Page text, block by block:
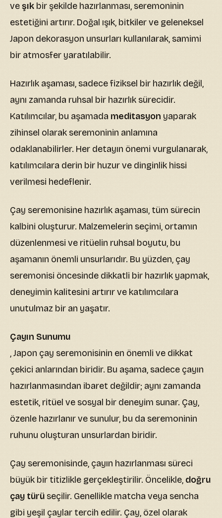
veşık bir şekilde hazırlanması, seremoninin
estetiğini artırır. Doğal ışık, bitkiler ve geleneksel
Japon dekorasyon unsurları kullanılarak, samimi
bir atmosfer yaratılabilir.
Hazırlık aşaması, sadece fiziksel bir hazırlık değil,
aynı zamanda ruhsal bir hazırlık sürecidir.
Katılımcılar, bu aşamada meditasyon yaparak
zihinsel olarak seremoninin anlamına
odaklanabilirler. Her detayın önemi vurgulanarak,
katılımcılara derin bir huzur ve dinginlik hissi
verilmesi hedeflenir.
Çay seremonisine hazırlık aşaması, tüm sürecin
kalbini oluşturur. Malzemelerin seçimi, ortamın
düzenlenmesi ve ritüelin ruhsal boyutu, bu
aşamanın önemli unsurlarıdır. Bu yüzden, çay
seremonisi öncesinde dikkatli bir hazırlık yapmak,
deneyimin kalitesini artırır ve katılımcılara
unutulmaz bir an yaşatır.
Çayın Sunumu
, Japon çay seremonisinin en önemli ve dikkat
çekici anlarından biridir. Bu aşama, sadece çayın
hazırlanmasından ibaret değildir; aynı zamanda
estetik, ritüel ve sosyal bir deneyim sunar. Çay,
özenle hazırlanır ve sunulur, bu da seremoninin
ruhunu oluşturan unsurlardan biridir.
Çay seremonisinde, çayın hazırlanması süreci
büyük bir titizlikle gerçekleştirilir. Öncelikle, doğru
çay türü seçilir. Genellikle matcha veya sencha
gibi yeşil çaylar tercih edilir. Çay, özel olarak